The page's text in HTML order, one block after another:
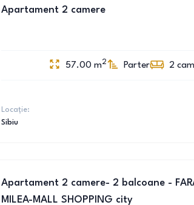
Apartament 2 camere
57.00 m2 Parter 2
Locație:
Sibiu
Apartament 2 camere- 2 balcoane -
MILEA-MALL SHOPPING city